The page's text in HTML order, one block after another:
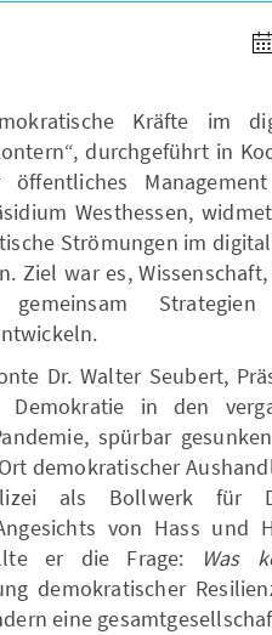
Kräfte im
durchgeführt in
öffentliches
Westhessen,
Strömungen im
Ziel war es,
gemeinsam
Dr. Walter Seubert,
in den
spürbar
demokratischer
als Bollwerk für
von Hass und
er die Frage:
Was
demokratischer
eine